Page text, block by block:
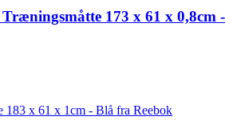
173 x 61 x 0,8cm